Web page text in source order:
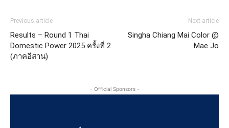
Previous article
Results – Round 1 Thai
Domestic Power 2025 ครั้งที่ 2
(ภาคอีสาน)
Next article
Singha Chiang Mai Color @
Mae Jo
- Official Sponsors -